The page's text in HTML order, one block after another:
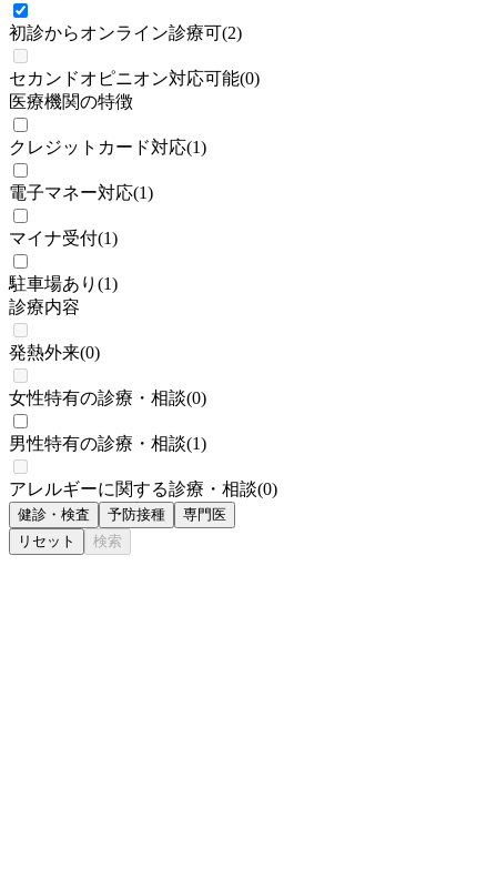
初診からオンライン診療可(2)
セカンドオピニオン対応可能(0)
医療機関の特徴
クレジットカード対応(1)
電子マネー対応(1)
マイナ受付(1)
駐車場あり (1)
診療内容
発熱外来(0)
女性特有の診療・相談(0)
男性特有の診療・相談(1)
アレルギーに関する診療・相談(0)
健診・検査 予防接種
専門医
リセット
検索